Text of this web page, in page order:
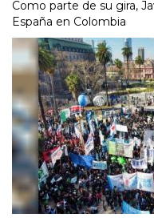
Como parte de su gira,
España en Colombia